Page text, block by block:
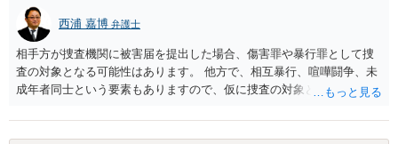
西浦 嘉博 弁護士
相手方が捜査機関に被害届を提出した場合、傷害罪や暴行罪として捜
査の対象となる可能性はあります。 他方で、相互暴行、喧嘩闘争、未
成年者同士という要素もありますので、仮に捜査の対象となっても捜
事件が発覚した場合、進学先の高等学校が何らかの処分を行うか否か